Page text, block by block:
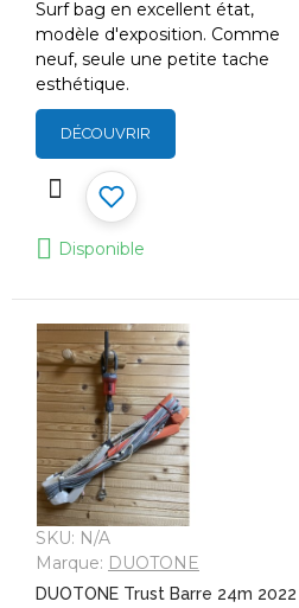
Surf bag en excellent état,
modèle d'exposition. Comme
neuf, seule une petite tache
esthétique.
DÉCOUVRIR
Disponible
SKU: N/A
Marque: DUOTONE
DUOTONE Trust Barre 24m 2022